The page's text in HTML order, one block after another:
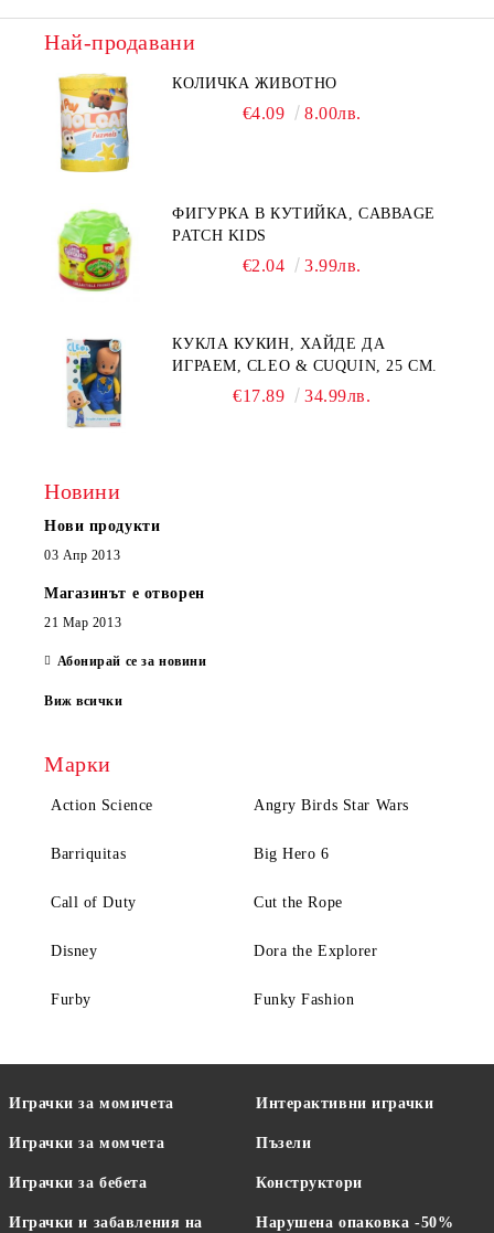
Най-продавани
КОЛИЧКА ЖИВОТНО
€4.09 8.00лв.
ФИГУРКА В КУТИЙКА, CABBAGE
PATCH KIDS
€2.04 3.99лв.
КУКЛА КУКИН, ХАЙДЕ ДА
ИГРАЕМ, CLEO & CUQUIN, 25 СМ.
€17.89 34.99лв.
Новини
Нови продукти
03 Апр 2013
Магазинът е отворен
21 Мар 2013
Абонирай се за новини
Виж всички
Марки
Action Science Angry Birds Star Wars
Barriquitas Big Hero 6
Call of Duty Cut the Rope
Disney Dora the Explorer
Furby Funky Fashion
Играчки за момичета
Играчки за момчета
Играчки за бебета
Играчки и забавления на
Интерактивни играчки
Пъзели
Конструктори
Нарушена опаковка -50%